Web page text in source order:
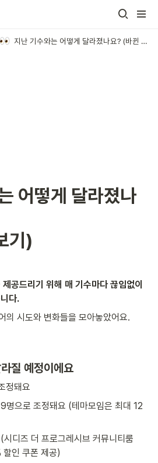
지난 기수와는 어떻게 달라졌나요? (바뀐 점만 보기)
어떻게 달라졌나
기)
공드리기 위해 매 기수마다 끊임없이
다.
의 시도와 변화들을 모아놓았어요.
질 예정이에요
정돼요
명으로 조정돼요 (테마모임은 최대 12
디즈 더 프로그레시브 커뮤니티룸
인 쿠폰 제공)